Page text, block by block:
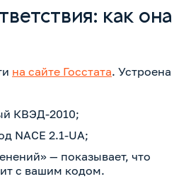
как она
на сайте Госстата. Устроена
КВЭД-2010;
NACE 2.1-UA;
— показывает, что
с вашим кодом.